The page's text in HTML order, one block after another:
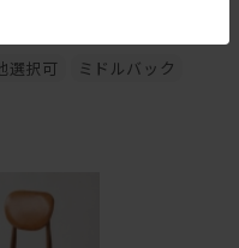
選択可 ミドルバック